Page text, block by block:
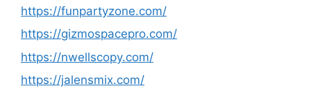
https://funpartyzone.com/
https://gizmospacepro.com/
https://nwellscopy.com/
https://jalensmix.com/